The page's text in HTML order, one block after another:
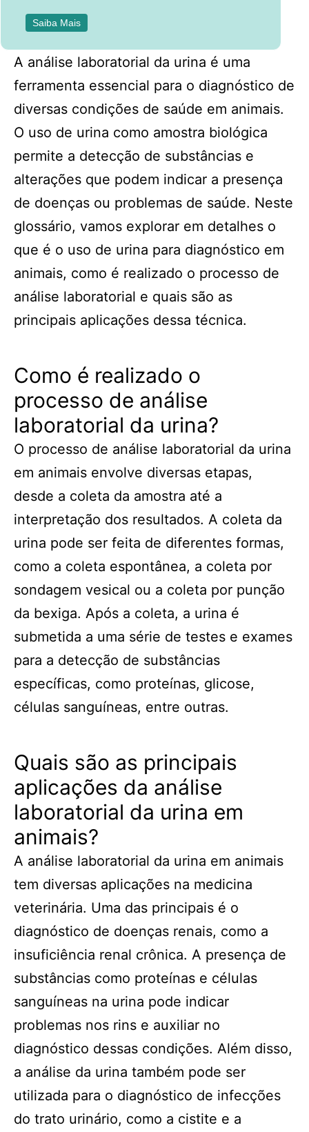
Saiba Mais
A análise laboratorial da urina é uma
ferramenta essencial para o diagnóstico de
diversas condições de saúde em animais.
O uso de urina como amostra biológica
permite a detecção de substâncias e
alterações que podem indicar a presença
de doenças ou problemas de saúde. Neste
glossário, vamos explorar em detalhes o
que é o uso de urina para diagnóstico em
animais, como é realizado o processo de
análise laboratorial e quais são as
principais aplicações dessa técnica.
Como é realizado o
processo de análise
laboratorial da urina?
O processo de análise laboratorial da urina
em animais envolve diversas etapas,
desde a coleta da amostra até a
interpretação dos resultados. A coleta da
urina pode ser feita de diferentes formas,
como a coleta espontânea, a coleta por
sondagem vesical ou a coleta por punção
da bexiga. Após a coleta, a urina é
submetida a uma série de testes e exames
para a detecção de substâncias
específicas, como proteínas, glicose,
células sanguíneas, entre outras.
Quais são as principais
aplicações da análise
laboratorial da urina em
animais?
A análise laboratorial da urina em animais
tem diversas aplicações na medicina
veterinária. Uma das principais é o
diagnóstico de doenças renais, como a
insuficiência renal crônica. A presença de
substâncias como proteínas e células
sanguíneas na urina pode indicar
problemas nos rins e auxiliar no
diagnóstico dessas condições. Além disso,
a análise da urina também pode ser
utilizada para o diagnóstico de infecções
do trato urinário, como a cistite e a